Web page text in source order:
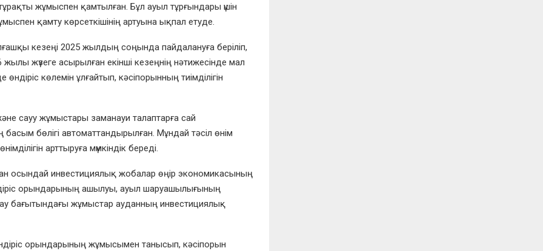
жұмыспен қамтылған. Бұл ауыл тұрғындары үшін
қамту көрсеткішінің артуына ықпал етуде.
кезеңі 2025 жылдың соңында пайдалануға беріліп,
жүзеге асырылған екінші кезеңнің нәтижесінде мал
көлемін ұлғайтып, кәсіпорынның тиімділігін
сауу жұмыстары заманауи талаптарға сай
басым бөлігі автоматтандырылған. Мұндай тәсіл өнім
арттыруға мүмкіндік береді.
осындай инвестициялық жобалар өңір экономикасының
орындарының ашылуы, ауыл шаруашылығының
бағытындағы жұмыстар ауданның инвестициялық
орындарының жұмысымен танысып, кәсіпорын